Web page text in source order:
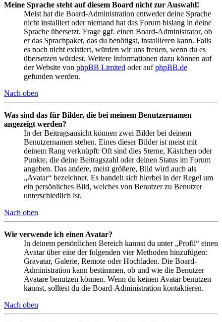
Meine Sprache steht auf diesem Board nicht zur Auswahl!
Meist hat die Board-Administration entweder deine Sprache
nicht installiert oder niemand hat das Forum bislang in deine
Sprache übersetzt. Frage ggf. einen Board-Administrator, ob
er das Sprachpaket, das du benötigst, installieren kann. Falls
es noch nicht existiert, würden wir uns freuen, wenn du es
übersetzen würdest. Weitere Informationen dazu können auf
der Website von phpBB Limited oder aufphpBB.de
gefunden werden.
Nach oben
Was sind das für Bilder, die bei meinem Benutzernamen
angezeigt werden?
In der Beitragsansicht können zwei Bilder bei deinem
Benutzernamen stehen. Eines dieser Bilder ist meist mit
deinem Rang verknüpft: Oft sind dies Sterne, Kästchen oder
Punkte, die deine Beitragszahl oder deinen Status im Forum
angeben. Das andere, meist größere, Bild wird auch als
„Avatar“ bezeichnet. Es handelt sich hierbei in der Regel um
ein persönliches Bild, welches von Benutzer zu Benutzer
unterschiedlich ist.
Nach oben
Wie verwende ich einen Avatar?
In deinem persönlichen Bereich kannst du unter „Profil“ einen
Avatar über eine der folgenden vier Methoden hinzufügen:
Gravatar, Galerie, Remote oder Hochladen. Die Board-
Administration kann bestimmen, ob und wie die Benutzer
Avatare benutzen können. Wenn du keinen Avatar benutzen
kannst, solltest du die Board-Administration kontaktieren.
Nach oben